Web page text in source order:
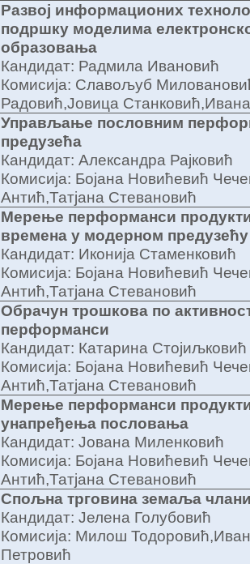
Развој информационих
подршку моделима
образовања
Кандидат: Радмила Ивановић
Комисија: Славољуб
Радовић,Јовица
Управљање пословним
предузећа
Кандидат: Александра Рајковић
Комисија: Бојана Новићевић
Антић,Татјана Стевановић
Мерење перформанси
времена у модерном предузећу
Кандидат: Иконија Стаменковић
Комисија: Бојана Новићевић
Антић,Татјана Стевановић
Обрачун трошкова по
перформанси
Кандидат: Катарина Стојиљковић
Комисија: Бојана Новићевић
Антић,Татјана Стевановић
Мерење перформанси
унапређења пословања
Кандидат: Јована Миленковић
Комисија: Бојана Новићевић
Антић,Татјана Стевановић
Спољна трговина земаља
Кандидат: Јелена Голубовић
Комисија: Милош
Петровић